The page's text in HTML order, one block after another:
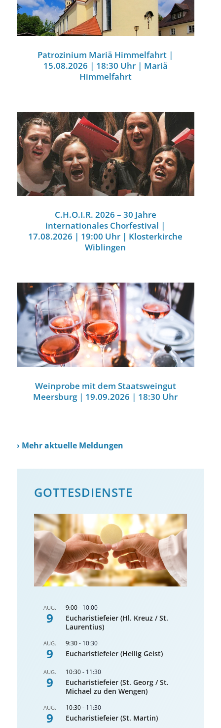
Patrozinium Mariä Himmelfahrt |
15.08.2026 | 18:30 Uhr | Mariä
Himmelfahrt
C.H.O.I.R. 2026 – 30 Jahre
internationales Chorfestival |
17.08.2026 | 19:00 Uhr | Klosterkirche
Wiblingen
Weinprobe mit dem Staatsweingut
Meersburg | 19.09.2026 | 18:30 Uhr
› Mehr aktuelle Meldungen
GOTTES­DIENSTE
AUG.
9
9:00- 10:00
Eucharistiefeier (Hl. Kreuz / St.
Laurentius)
AUG.
9
9:30- 10:30
Eucharistiefeier (Heilig Geist)
AUG.
9
10:30- 11:30
Eucharistiefeier (St. Georg / St.
Michael zu den Wengen)
AUG.
9
10:30- 11:30
Eucharistiefeier (St. Martin)